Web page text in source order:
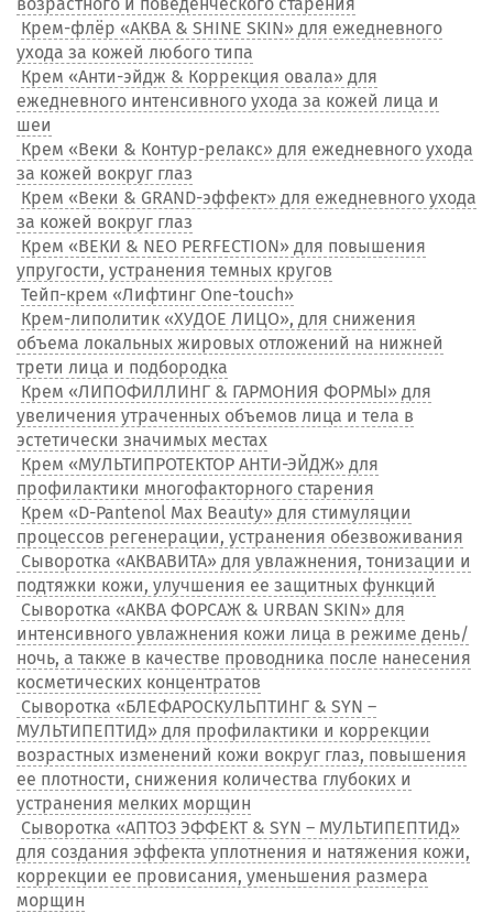
Крем-флёр «АКВА & SHINE SKIN» для ежедневного
ухода за кожей любого типа
Крем «Анти-эйдж & Коррекция овала» для
ежедневного интенсивного ухода за кожей лица и
шеи
Крем «Веки & Контур-релакс» для ежедневного ухода
за кожей вокруг глаз
Крем «Веки & GRAND-эффект» для ежедневного ухода
за кожей вокруг глаз
Крем «ВЕКИ & NEO PERFECTION» для повышения
упругости, устранения темных кругов
Тейп-крем «Лифтинг One-touch»
Крем-липолитик «ХУДОЕ ЛИЦО», для снижения
объема локальных жировых отложений на нижней
трети лица и подбородка
Крем «ЛИПОФИЛЛИНГ & ГАРМОНИЯ ФОРМЫ» для
увеличения утраченных объемов лица и тела в
эстетически значимых местах
Крем «МУЛЬТИПРОТЕКТОР АНТИ-ЭЙДЖ» для
профилактики многофакторного старения
Крем «D-Pantenol Max Beauty» для стимуляции
процессов регенерации, устранения обезвоживания
Сыворотка «АКВАВИТА» для увлажнения, тонизации и
подтяжки кожи, улучшения ее защитных функций
Сыворотка «АКВА ФОРСАЖ & URBAN SKIN» для
интенсивного увлажнения кожи лица в режиме день/
ночь, а также в качестве проводника после нанесения
косметических концентратов
Сыворотка «БЛЕФАРОСКУЛЬПТИНГ & SYN –
МУЛЬТИПЕПТИД» для профилактики и коррекции
возрастных изменений кожи вокруг глаз, повышения
ее плотности, снижения количества глубоких и
устранения мелких морщин
Сыворотка «АПТОЗ ЭФФЕКТ & SYN – МУЛЬТИПЕПТИД»
для создания эффекта уплотнения и натяжения кожи,
коррекции ее провисания, уменьшения размера
морщин